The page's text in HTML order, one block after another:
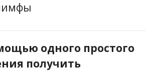
одного простого
получить